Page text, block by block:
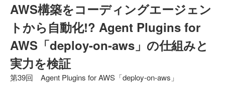
AWS構築をコーディングエージェン
トから自動化!? Agent Plugins for
AWS「deploy-on-aws」の仕組みと
実力を検証
第39回 Agent Plugins for AWS「deploy-on-aws」